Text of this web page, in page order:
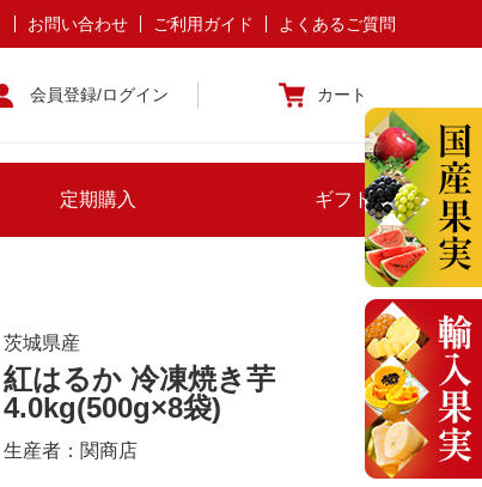
お問い合わせ ご利用ガイド よくあるご質問
会員登録/ログイン カート
定期購入 ギフト
茨城県産
紅はるか 冷凍焼き芋
4.0kg(500g×8袋)
生産者： 関商店